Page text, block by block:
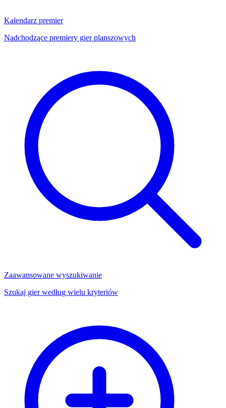
Kalendarz premier
Nadchodzące premiery gier planszowych
Zaawansowane wyszukiwanie
Szukaj gier według wielu kryteriów